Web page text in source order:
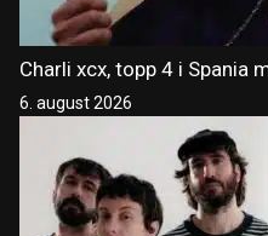
Charli xcx, topp 4 i Spania
6. august 2026